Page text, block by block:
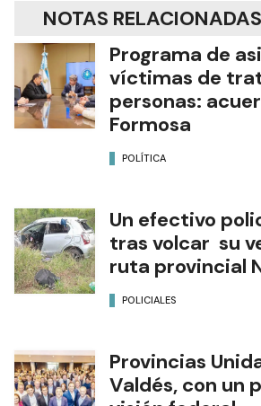
NOTAS RELACIONADAS
Programa de
víctimas de
personas:
Formosa
POLÍTICA
Un efectivo
tras volcar su
ruta provincial
POLICIALES
Provincias
Valdés, con un